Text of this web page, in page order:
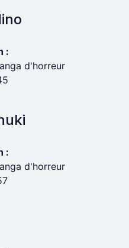
:
d'horreur
:
d'horreur